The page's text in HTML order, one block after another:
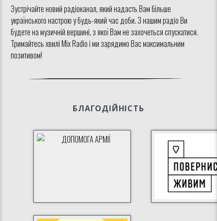
Зустрічайте новий радіоканал, який надасть Вам більше
українського настрою у будь-який час доби. З нашим радіо Ви
будете на музичній вершині, з якої Вам не захочеться спускатися.
Тримайтесь хвилі Mix Radio і ми зарядимо Вас максимальним
позитивом!
БЛАГОДІЙНІСТЬ